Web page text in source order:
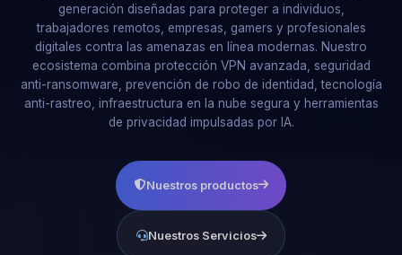
generación diseñadas para proteger a individuos,
trabajadores remotos, empresas, gamers y profesionales
digitales contra las amenazas en línea modernas. Nuestro
ecosistema combina protección VPN avanzada, seguridad
anti-ransomware, prevención de robo de identidad, tecnología
anti-rastreo, infraestructura en la nube segura y herramientas
de privacidad impulsadas por IA.
Nuestros productos
Nuestros Servicios